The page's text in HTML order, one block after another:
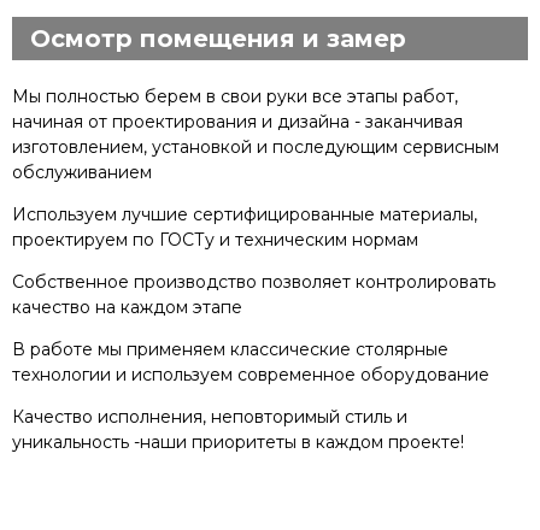
Осмотр помещения и замер
Мы полностью берем в свои руки все этапы работ,
начиная от проектирования и дизайна - заканчивая
изготовлением, установкой и последующим сервисным
обслуживанием
Используем лучшие сертифицированные материалы,
проектируем по ГОСТу и техническим нормам
Собственное производство позволяет контролировать
качество на каждом этапе
В работе мы применяем классические столярные
технологии и используем современное оборудование
Качество исполнения, неповторимый стиль и
уникальность -наши приоритеты в каждом проекте!